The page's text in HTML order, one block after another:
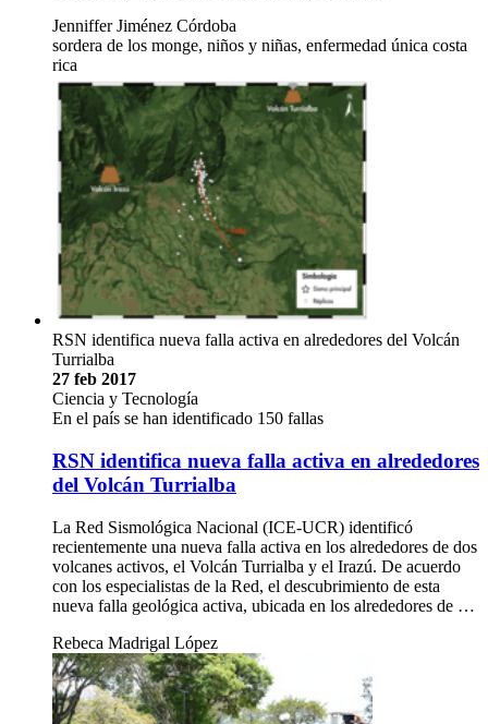
Jenniffer Jiménez Córdoba
sordera de los monge, niños y niñas, enfermedad única costa
rica
RSN identifica nueva falla activa en alrededores del Volcán
Turrialba
27 feb 2017
Ciencia y Tecnología
En el país se han identificado 150 fallas
RSN identifica nueva falla activa en alrededores
del Volcán Turrialba
La Red Sismológica Nacional (ICE-UCR) identificó
recientemente una nueva falla activa en los alrededores de dos
volcanes activos, el Volcán Turrialba y el Irazú. De acuerdo
con los especialistas de la Red, el descubrimiento de esta
nueva falla geológica activa, ubicada en los alrededores de …
Rebeca Madrigal López